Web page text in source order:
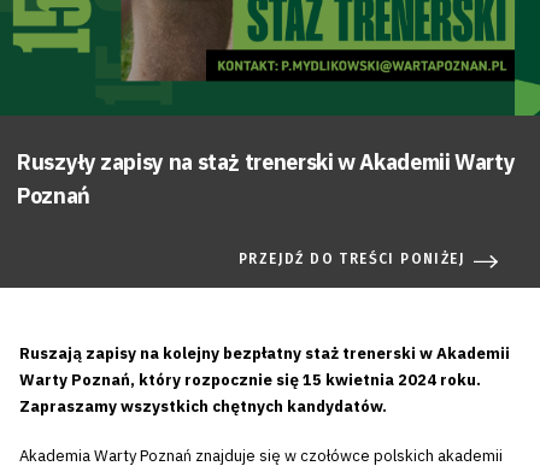
Ruszyły zapisy na staż trenerski w Akademii Warty
Poznań
PRZEJDŹ DO TREŚCI PONIŻEJ
Ruszają zapisy na kolejny bezpłatny staż trenerski w Akademii
Warty Poznań, który rozpocznie się 15 kwietnia 2024 roku.
Zapraszamy wszystkich chętnych kandydatów.
Akademia Warty Poznań znajduje się w czołówce polskich akademii